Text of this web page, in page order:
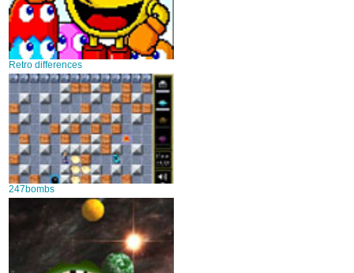
Retro differences
247bombs